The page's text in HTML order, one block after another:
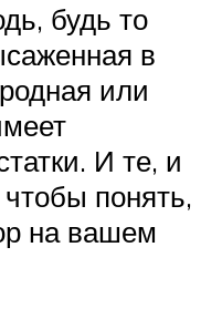
будь то
в
или
И те, и
понять,
на вашем